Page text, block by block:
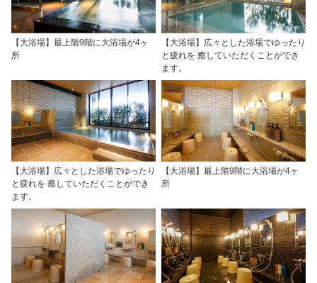
【大浴場】最上階9階に大浴場が4ヶ
所
【大浴場】広々とした浴場でゆったり
と疲れを 癒していただくことができ
ます。
【大浴場】広々とした浴場でゆったり
と疲れを 癒していただくことができ
ます。
【大浴場】最上階9階に大浴場が4ヶ
所